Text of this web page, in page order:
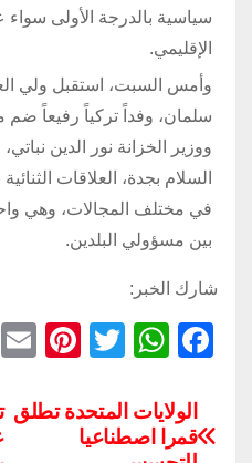
سياسية بالدرجة الأولى سواء
الإقليمي.
وأمس السبت، استقبل ولي
سلمان، وفداً تركياً رفيعاً ضم
ووزير الخزانة نور الدين
السلام بجدة، العلاقات
في مختلف المجالات، وهي
بين مسؤولي البلدين.
شارك الخبر:
F
c
e
W
at
s
T
tt
er
Pi
er
الولايات المتحدة تطلق
قمرا اصطناعيا